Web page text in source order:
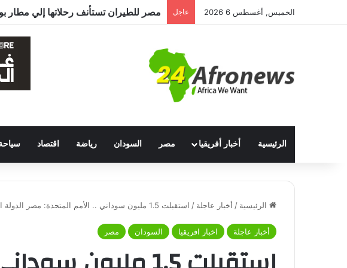
الخميس, أغسطس 6 2026 عاجل مصر للطيران تستأنف رحلاتها إلي مطار
الرئيسية أخبار أفريقيا مصر السودان رياضة اقتصاد
الرئيسية / أخبار عاجلة / استقبلت 1.5 مليون سوداني .. الأمم المتحدة: مصر الدولة الأكبر استضافةً للاجئين السودانيين
أخبار عاجلة اخبار افريقيا السودان مصر